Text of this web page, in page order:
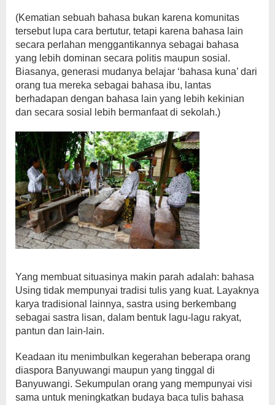
(Kematian sebuah bahasa bukan karena komunitas
tersebut lupa cara bertutur, tetapi karena bahasa lain
secara perlahan menggantikannya sebagai bahasa
yang lebih dominan secara politis maupun sosial.
Biasanya, generasi mudanya belajar ‘bahasa kuna’ dari
orang tua mereka sebagai bahasa ibu, lantas
berhadapan dengan bahasa lain yang lebih kekinian
dan secara sosial lebih bermanfaat di sekolah.)
Yang membuat situasinya makin parah adalah: bahasa
Using tidak mempunyai tradisi tulis yang kuat. Layaknya
karya tradisional lainnya, sastra using berkembang
sebagai sastra lisan, dalam bentuk lagu-lagu rakyat,
pantun dan lain-lain.
Keadaan itu menimbulkan kegerahan beberapa orang
diaspora Banyuwangi maupun yang tinggal di
Banyuwangi. Sekumpulan orang yang mempunyai visi
sama untuk meningkatkan budaya baca tulis bahasa